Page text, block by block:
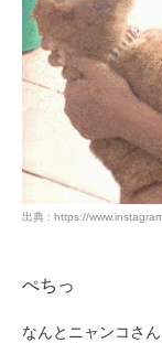
出典 : https://
ぺちっ
なんとニャンコさ